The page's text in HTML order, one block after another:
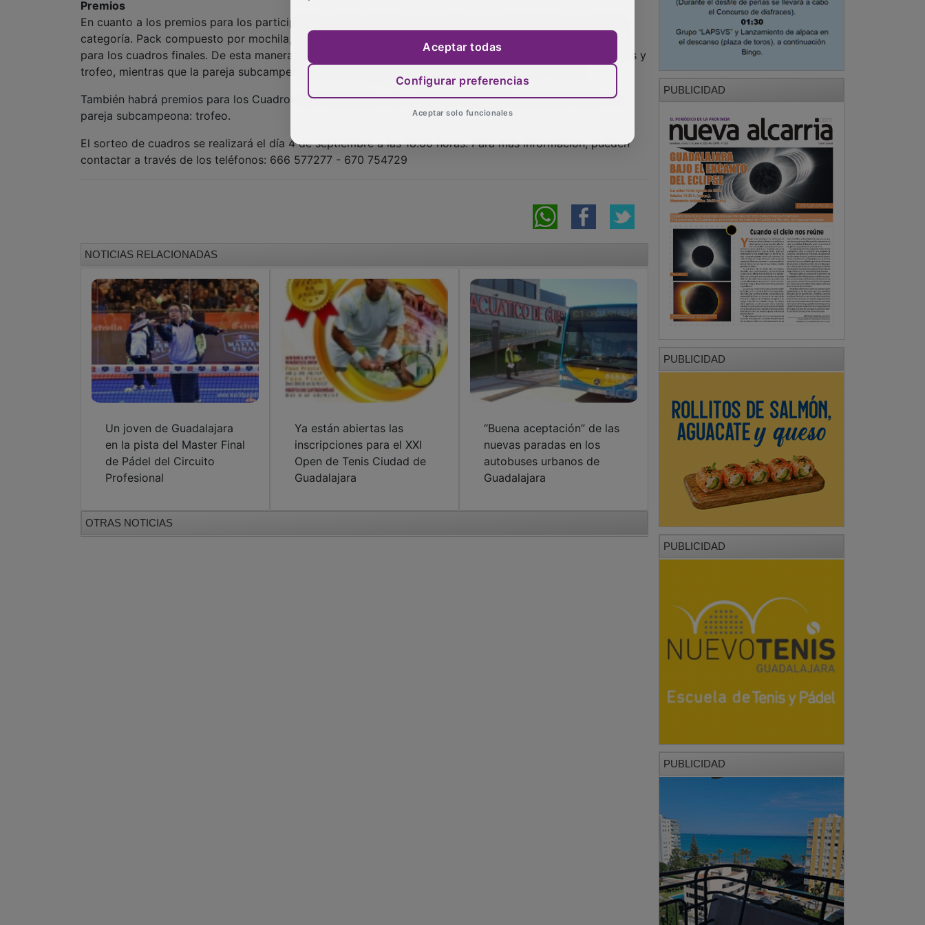
Premios
En cuanto a los premios para los participantes, habrá obsequio para todos los participantes en cualquier
categoría. Pack compuesto por mochila, camiseta deportiva y protector de pala. Además, habrá premios
para los cuadros finales. De esta manera, la pareja campeona obtendrá pala Egalite valorada en 150 euros y
trofeo, mientras que la pareja subcampeona se llevará pala Egalite valorada en 75 euros y trofeo.
También habrá premios para los Cuadros de Consolación. Así, la pareja Campeona se llevará trofeo y la
pareja subcampeona: trofeo.
El sorteo de cuadros se realizará el día 4 de septiembre a las 18.00 horas. Para más información, pueden
contactar a través de los teléfonos: 666 577277 - 670 754729
NOTICIAS RELACIONADAS
Un joven de Guadalajara
en la pista del Master Final
de Pádel del Circuito
Profesional
Ya están abiertas las
inscripciones para el XXI
Open de Tenis Ciudad de
Guadalajara
“Buena aceptación” de las
nuevas paradas en los
autobuses urbanos de
Guadalajara
OTRAS NOTICIAS
PUBLICIDAD
PUBLICIDAD
PUBLICIDAD
PUBLICIDAD
Aceptar todas
Configurar preferencias
Aceptar solo funcionales